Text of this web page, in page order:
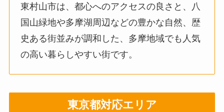
東村山市は、都心へのアクセスの良さと、八
国山緑地や多摩湖周辺などの豊かな自然、歴
史ある街並みが調和した、多摩地域でも人気
の高い暮らしやすい街です。
東京都対応エリア